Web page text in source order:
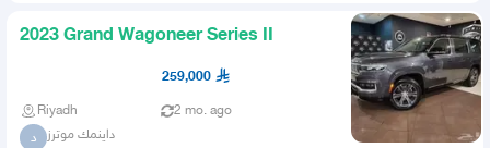
2023 Grand Wagoneer Series II
259,000
Riyadh 2 mo. ago
د داينمك موترز